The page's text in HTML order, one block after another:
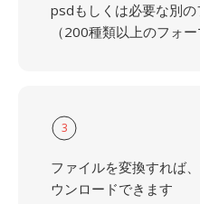
psdもしくは必要な別
（200種類以上のフォ
3
ファイルを変換すれば
ウンロードできます